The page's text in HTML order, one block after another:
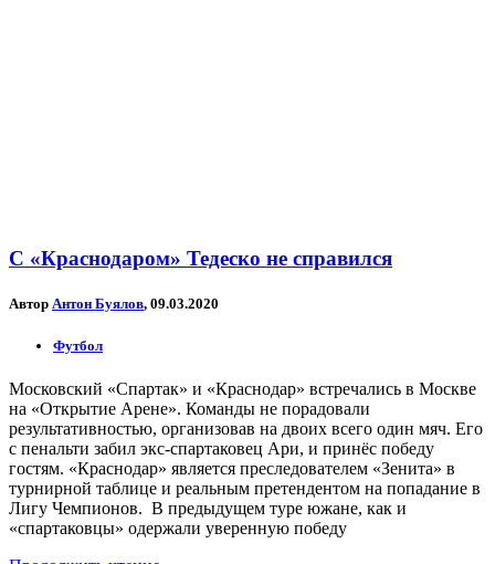
С «Краснодаром» Тедеско не справился
Автор Антон Буялов, 09.03.2020
Футбол
Московский «Спартак» и «Краснодар» встречались в Москве
на «Открытие Арене». Команды не порадовали
результативностью, организовав на двоих всего один мяч. Его
с пенальти забил экс-спартаковец Ари, и принёс победу
гостям. «Краснодар» является преследователем «Зенита» в
турнирной таблице и реальным претендентом на попадание в
Лигу Чемпионов. В предыдущем туре южане, как и
«спартаковцы» одержали уверенную победу